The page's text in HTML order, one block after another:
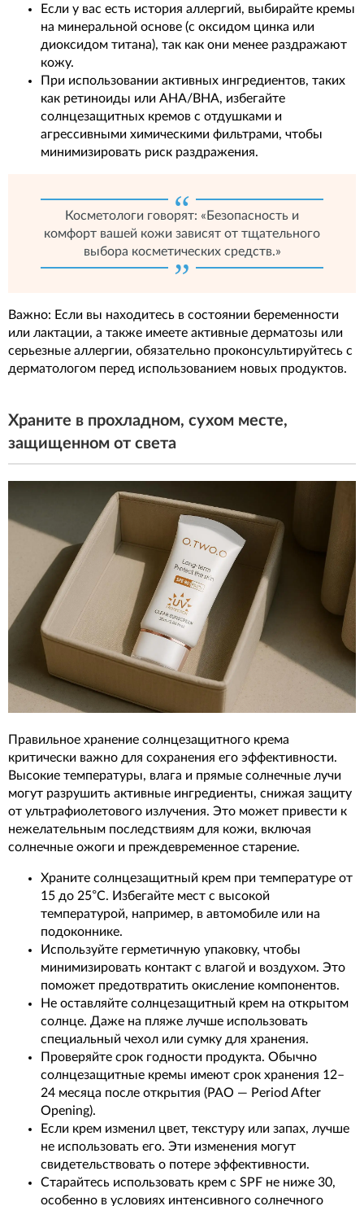
Если у вас есть история аллергий, выбирайте кремы
на минеральной основе (с оксидом цинка или
диоксидом титана), так как они менее раздражают
кожу.
При использовании активных ингредиентов, таких
как ретиноиды или AHA/BHA, избегайте
солнцезащитных кремов с отдушками и
агрессивными химическими фильтрами, чтобы
минимизировать риск раздражения.
Косметологи говорят: «Безопасность и
комфорт вашей кожи зависят от тщательного
выбора косметических средств.»
Важно: Если вы находитесь в состоянии беременности
или лактации, а также имеете активные дерматозы или
серьезные аллергии, обязательно проконсультируйтесь с
дерматологом перед использованием новых продуктов.
Храните в прохладном, сухом месте,
защищенном от света
Правильное хранение солнцезащитного крема
критически важно для сохранения его эффективности.
Высокие температуры, влага и прямые солнечные лучи
могут разрушить активные ингредиенты, снижая защиту
от ультрафиолетового излучения. Это может привести к
нежелательным последствиям для кожи, включая
солнечные ожоги и преждевременное старение.
Храните солнцезащитный крем при температуре от
15 до 25°C. Избегайте мест с высокой
температурой, например, в автомобиле или на
подоконнике.
Используйте герметичную упаковку, чтобы
минимизировать контакт с влагой и воздухом. Это
поможет предотвратить окисление компонентов.
Не оставляйте солнцезащитный крем на открытом
солнце. Даже на пляже лучше использовать
специальный чехол или сумку для хранения.
Проверяйте срок годности продукта. Обычно
солнцезащитные кремы имеют срок хранения 12–
24 месяца после открытия (PAO — Period After
Opening).
Если крем изменил цвет, текстуру или запах, лучше
не использовать его. Эти изменения могут
свидетельствовать о потере эффективности.
Старайтесь использовать крем с SPF не ниже 30,
особенно в условиях интенсивного солнечного